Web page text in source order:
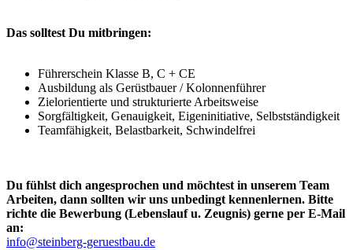
Das solltest Du mitbringen:
Führerschein Klasse B, C + CE
Ausbildung als Gerüstbauer / Kolonnenführer
Zielorientierte und strukturierte Arbeitsweise
Sorgfältigkeit, Genauigkeit, Eigeninitiative, Selbstständigkeit
Teamfähigkeit, Belastbarkeit, Schwindelfrei
Du fühlst dich angesprochen und möchtest in unserem Team
Arbeiten, dann sollten wir uns unbedingt kennenlernen. Bitte
richte die Bewerbung (Lebenslauf u. Zeugnis) gerne per E-Mail
an:
info@steinberg-geruestbau.de